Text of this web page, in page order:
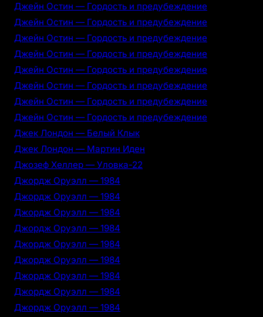
Джейн Остин — Гордость и предубеждение
Джейн Остин — Гордость и предубеждение
Джейн Остин — Гордость и предубеждение
Джейн Остин — Гордость и предубеждение
Джейн Остин — Гордость и предубеждение
Джейн Остин — Гордость и предубеждение
Джейн Остин — Гордость и предубеждение
Джейн Остин — Гордость и предубеждение
Джек Лондон — Белый Клык
Джек Лондон — Мартин Иден
Джозеф Хеллер — Уловка-22
Джордж Оруэлл — 1984
Джордж Оруэлл — 1984
Джордж Оруэлл — 1984
Джордж Оруэлл — 1984
Джордж Оруэлл — 1984
Джордж Оруэлл — 1984
Джордж Оруэлл — 1984
Джордж Оруэлл — 1984
Джордж Оруэлл — 1984